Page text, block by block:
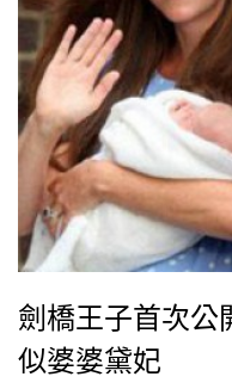
劍橋王子首次公
似婆婆黛妃